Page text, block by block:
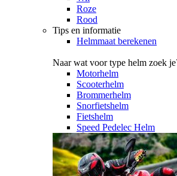
Roze
Rood
Tips en informatie
Helmmaat berekenen
Naar wat voor type helm zoek
Motorhelm
Scooterhelm
Brommerhelm
Snorfietshelm
Fietshelm
Speed Pedelec Helm